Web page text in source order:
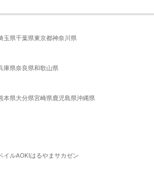
玉県千葉県東京都神奈川県
庫県奈良県和歌山県
本県大分県宮崎県鹿児島県沖縄県
イルAOKIはるやま サカゼン